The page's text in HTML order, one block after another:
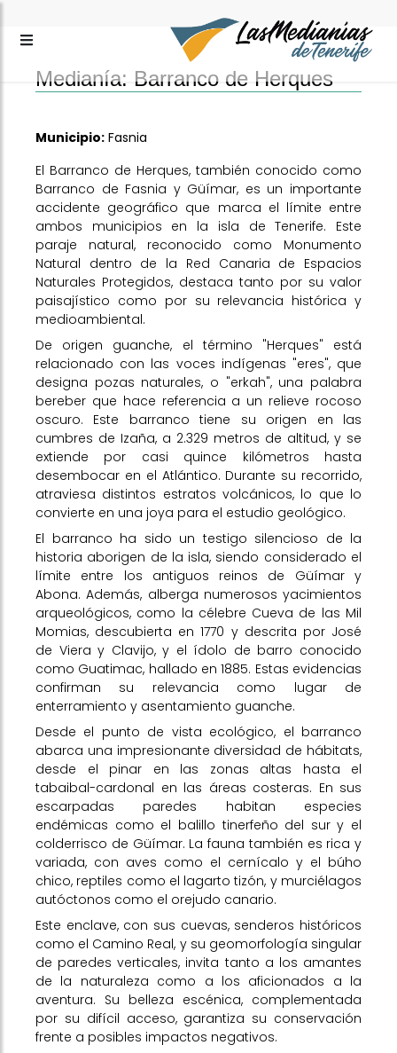
Medianía: Barranco de Herques
Municipio: Fasnia
El Barranco de Herques, también conocido como
Barranco de Fasnia y Güímar, es un importante
accidente geográfico que marca el límite entre
ambos municipios en la isla de Tenerife. Este
paraje natural, reconocido como Monumento
Natural dentro de la Red Canaria de Espacios
Naturales Protegidos, destaca tanto por su valor
paisajístico como por su relevancia histórica y
medioambiental.
De origen guanche, el término "Herques" está
relacionado con las voces indígenas "eres", que
designa pozas naturales, o "erkah", una palabra
bereber que hace referencia a un relieve rocoso
oscuro. Este barranco tiene su origen en las
cumbres de Izaña, a 2.329 metros de altitud, y se
extiende por casi quince kilómetros hasta
desembocar en el Atlántico. Durante su recorrido,
atraviesa distintos estratos volcánicos, lo que lo
convierte en una joya para el estudio geológico.
El barranco ha sido un testigo silencioso de la
historia aborigen de la isla, siendo considerado el
límite entre los antiguos reinos de Güímar y
Abona. Además, alberga numerosos yacimientos
arqueológicos, como la célebre Cueva de las Mil
Momias, descubierta en 1770 y descrita por José
de Viera y Clavijo, y el ídolo de barro conocido
como Guatimac, hallado en 1885. Estas evidencias
confirman su relevancia como lugar de
enterramiento y asentamiento guanche.
Desde el punto de vista ecológico, el barranco
abarca una impresionante diversidad de hábitats,
desde el pinar en las zonas altas hasta el
tabaibal-cardonal en las áreas costeras. En sus
escarpadas paredes habitan especies
endémicas como el balillo tinerfeño del sur y el
colderrisco de Güímar. La fauna también es rica y
variada, con aves como el cernícalo y el búho
chico, reptiles como el lagarto tizón, y murciélagos
autóctonos como el orejudo canario.
Este enclave, con sus cuevas, senderos históricos
como el Camino Real, y su geomorfología singular
de paredes verticales, invita tanto a los amantes
de la naturaleza como a los aficionados a la
aventura. Su belleza escénica, complementada
por su difícil acceso, garantiza su conservación
frente a posibles impactos negativos.